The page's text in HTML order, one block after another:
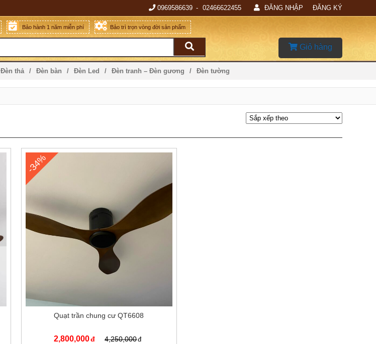
0969586639 02466622455 ĐĂNG NHẬP ĐĂNG KÝ
Bảo hành 1 năm miễn phí Bảo trì trọn vòng đời sản phẩm
Giỏ hàng
Đèn thả Đèn bàn Đèn Led Đèn tranh – Đèn gương Đèn tường
-34%
Quạt trần chung cư QT6608
2,800,000 4,250,000